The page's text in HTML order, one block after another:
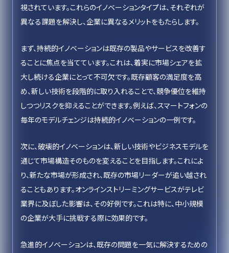
視されています。これらのイノベーションタイプは、それぞれが
異なる課題を解決し、企業に異なるメリットをもたらします。
まず、持続的イノベーションは既存の製品やサービスを改善す
ることに焦点を当てています。これは、着実に市場シェアを拡
大し続ける企業にとって不可欠です。既存顧客の満足度を高
め、新しい技術を段階的に取り入れることで、競争優位を維持
しつつリスクを抑えることができます。例えば、スマートフォンの
毎年のモデルチェンジは持続的イノベーションの一例です。
次に、破壊的イノベーションは、新しい技術やビジネスモデルを
通じて市場構造そのものを変えることを目指します。これによ
り、新たな市場が形成され、既存の市場リーダーが追い越され
ることもあります。オンラインストリーミングサービスがテレビ
業界に及ぼした影響は、その好例です。これは特に、中小規模
の企業が大手に挑戦する際に効果的です。
急進的イノベーションは、既存の問題を一気に解決するための